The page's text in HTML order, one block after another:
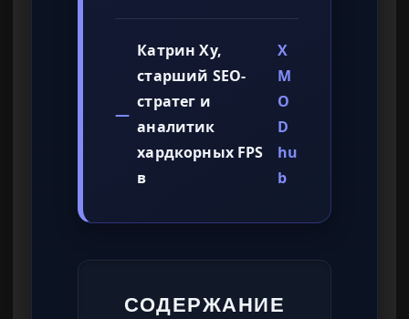
—
Катрин Ху,
старший SEO-
стратег и
аналитик
хардкорных FPS
в
X
M
O
D
hu
b
СОДЕРЖАНИЕ